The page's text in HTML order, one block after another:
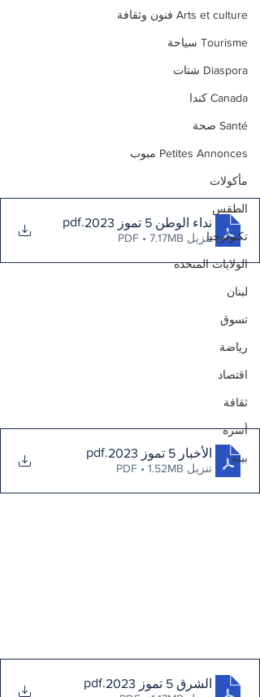
Arts et culture فنون وثقافة
Tourisme سياحة
Diaspora شتات
Canada كندا
Santé صحة
Petites Annonces مبوب
مأكولات
الطقس
تكنولوجيا
الولايات المتحدة
لبنان
تسوق
رياضة
اقتصاد
ثقافة
أسرة
بيئة
نداء الوطن 5 تموز 2023 .pdf
تنزيل PDF • 7.17MB
الأخبار 5 تموز 2023 .pdf
تنزيل PDF • 1.52MB
الشرق 5 تموز 2023 .pdf